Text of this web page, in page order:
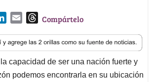
n
k
e
d
a
i
l
T
r
e
a
d
Compártelo
capacidad de ser una nación fuerte y
podemos encontrarla en su ubicación